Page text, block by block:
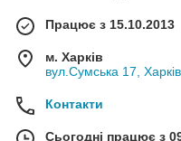
Працює з 15.10.2013
м. Харків
вул.Сумська 17,
Контакти
Сьогодні працює з